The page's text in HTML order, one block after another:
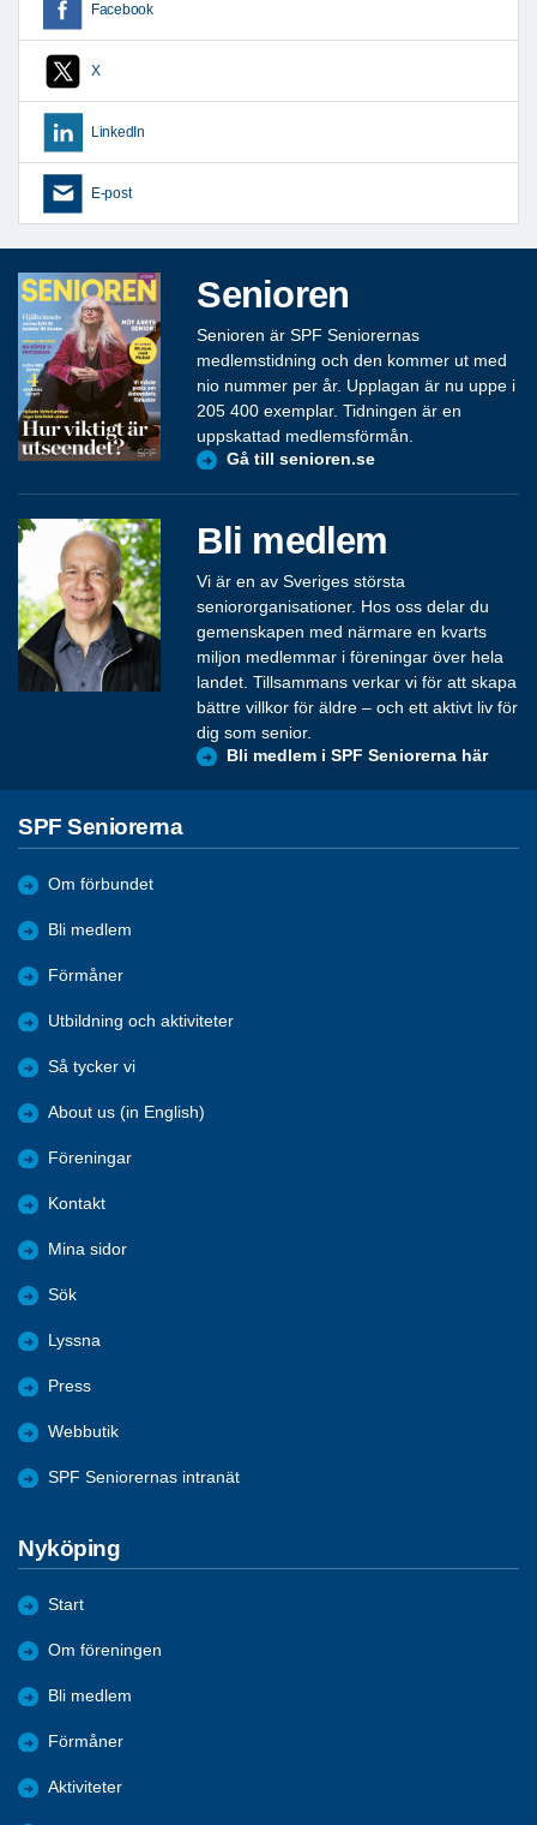
Facebook
X
LinkedIn
E-post
Senioren
Senioren är SPF Seniorernas
medlemstidning och den kommer ut med
nio nummer per år. Upplagan är nu uppe i
205 400 exemplar. Tidningen är en
uppskattad medlemsförmån.
Gå till senioren.se
Bli medlem
Vi är en av Sveriges största
seniororganisationer. Hos oss delar du
gemenskapen med närmare en kvarts
miljon medlemmar i föreningar över hela
landet. Tillsammans verkar vi för att skapa
bättre villkor för äldre – och ett aktivt liv för
dig som senior.
Bli medlem i SPF Seniorerna här
SPF Seniorerna
Om förbundet
Bli medlem
Förmåner
Utbildning och aktiviteter
Så tycker vi
About us (in English)
Föreningar
Kontakt
Mina sidor
Sök
Lyssna
Press
Webbutik
SPF Seniorernas intranät
Nyköping
Start
Om föreningen
Bli medlem
Förmåner
Aktiviteter